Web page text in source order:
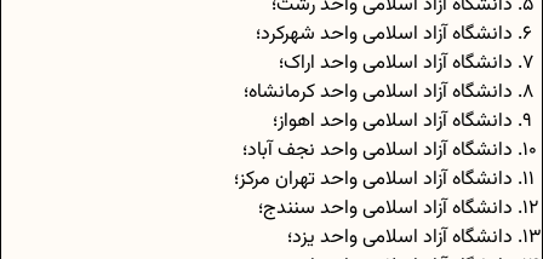
دانشگاه آزاد اسلامی واحد شهرکرد؛
دانشگاه آزاد اسلامی واحد اراک؛
دانشگاه آزاد اسلامی واحد کرمانشاه؛
دانشگاه آزاد اسلامی واحد اهواز؛
دانشگاه آزاد اسلامی واحد نجف آباد؛
دانشگاه آزاد اسلامی واحد تهران مرکز؛
دانشگاه آزاد اسلامی واحد سنندج؛
دانشگاه آزاد اسلامی واحد یزد؛